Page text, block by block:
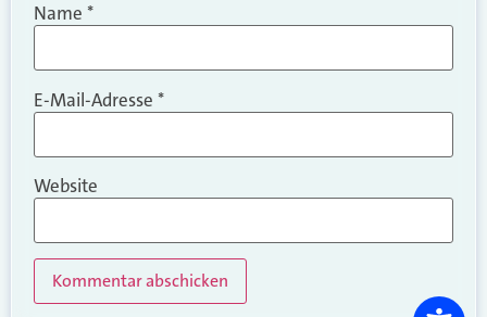
Name *
E-Mail-Adresse *
Website